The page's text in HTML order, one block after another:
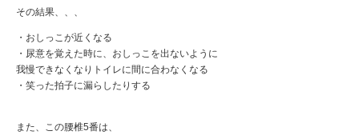
その結果、、、
・おしっこが近くなる
・尿意を覚えた時に、おしっこを出ないように
我慢できなくなりトイレに間に合わなくなる
・笑った拍子に漏らしたりする
また、この腰椎5番は、